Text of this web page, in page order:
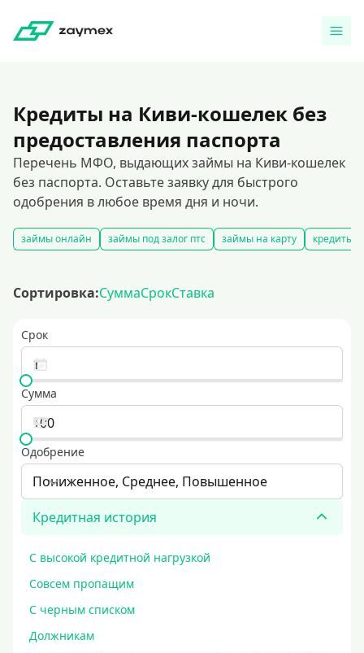
Кредиты на Киви-кошелек без
предоставления паспорта
Перечень МФО, выдающих займы на Киви-кошелек
без паспорта. Оставьте заявку для быстрого
одобрения в любое время дня и ночи.
займы онлайн займы под залог птс займы на карту кредиты
Сортировка:СуммаСрокСтавка
Срок
Сумма
Одобрение
Пониженное, Среднее, Повышенное
Кредитная история
С высокой кредитной нагрузкой
Совсем пропащим
С черным списком
Должникам